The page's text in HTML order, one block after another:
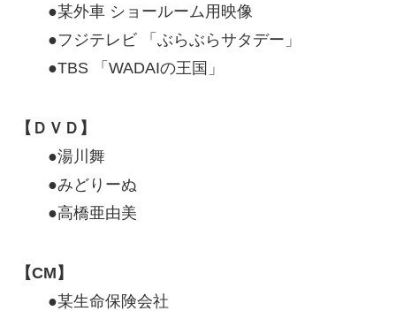
●某外車 ショールーム用映像
●フジテレビ 「ぶらぶらサタデー」
●TBS 「WADAIの王国」
【ＤＶＤ】
●湯川舞
●みどりーぬ
●高橋亜由美
【CM】
●某生命保険会社